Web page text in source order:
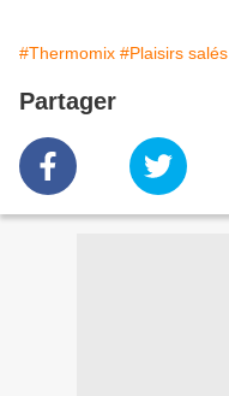
#Thermomix #Plaisirs salés
Partager